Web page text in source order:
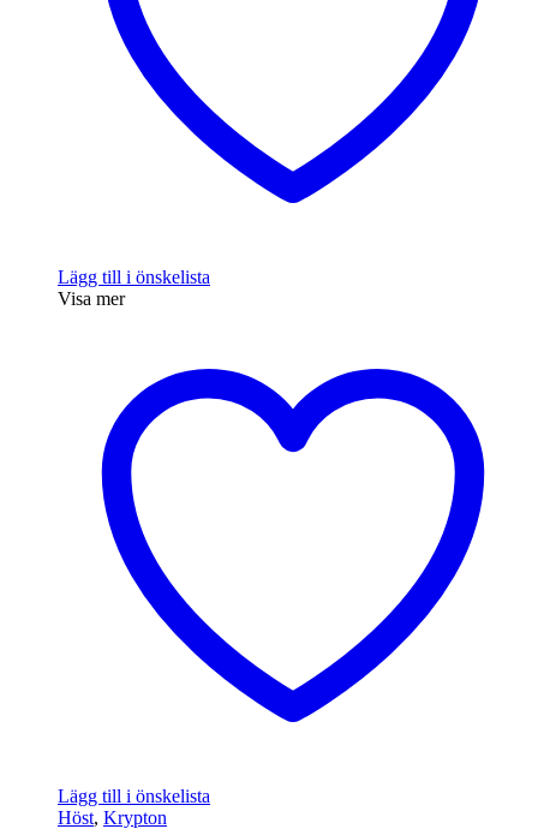
Lägg till i önskelista
Visa mer
Lägg till i önskelista
Höst, Krypton